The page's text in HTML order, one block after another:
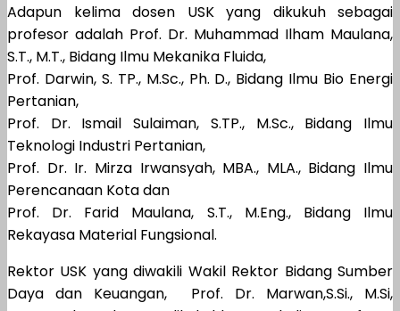
Adapun kelima dosen USK yang dikukuh sebagai
profesor adalah Prof. Dr. Muhammad Ilham Maulana,
S.T., M.T., Bidang Ilmu Mekanika Fluida,
Prof. Darwin, S. TP., M.Sc., Ph. D., Bidang Ilmu Bio Energi
Pertanian,
Prof. Dr. Ismail Sulaiman, S.TP., M.Sc., Bidang Ilmu
Teknologi Industri Pertanian,
Prof. Dr. Ir. Mirza Irwansyah, MBA., MLA., Bidang Ilmu
Perencanaan Kota dan
Prof. Dr. Farid Maulana, S.T., M.Eng., Bidang Ilmu
Rekayasa Material Fungsional.
Rektor USK yang diwakili Wakil Rektor Bidang Sumber
Daya dan Keuangan, Prof. Dr. Marwan,S.Si., M.Si,